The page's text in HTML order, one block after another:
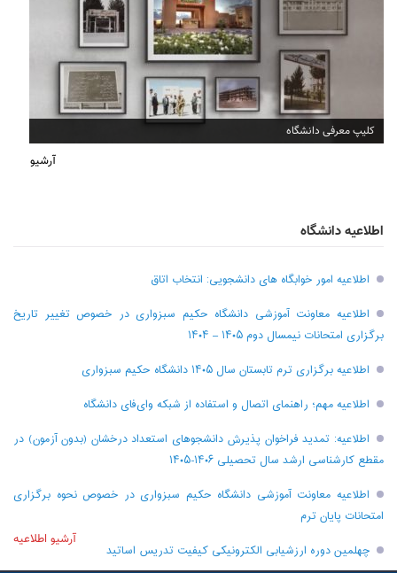
افتتاح دفتر انجمن آثار و مفاخر سبزوار
آرشیو
اطلاعیه دانشگاه
اطلاعیه امور خوابگاه های دانشجویی: انتخاب اتاق
اطلاعیه معاونت آموزشی دانشگاه حکیم سبزواری در خصوص تغییر تاریخ
برگزاری امتحانات نیمسال دوم ۱۴۰۵ – ۱۴۰۴
اطلاعیه برگزاری ترم تابستان سال ۱۴۰۵ دانشگاه حکیم سبزواری
اطلاعیه مهم؛ راهنمای اتصال و استفاده از شبکه وای‌فای دانشگاه
اطلاعیه: تمدید فراخوان پذیرش دانشجو‌های استعداد درخشان (بدون آزمون) در
مقطع کارشناسی ارشد سال تحصیلی ۱۴۰۶-۱۴۰۵
اطلاعیه معاونت آموزشی دانشگاه حکیم سبزواری در خصوص نحوه برگزاری
امتحانات پایان ترم
چهلمین دوره ارزشیابی الکترونیکی کیفیت تدریس اساتید
آرشیو اطلاعیه